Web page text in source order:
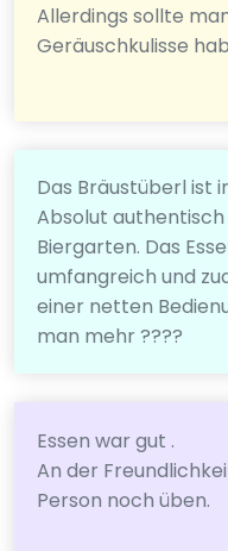
Allerdings sollte
Geräuschkulisse
Das Bräustüberl ist
Absolut
Biergarten. Das
umfangreich und
einer netten
man mehr ????
Essen war gut .
An der
Person noch üben.